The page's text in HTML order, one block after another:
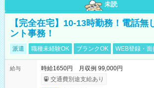
未読
【完全在宅】10-13時勤務！電話無
ント事務！
派遣 職種未経験OK ブランクOK WEB登録・面
給与
時給1650円 月収例 99,000円
交通費別途支給あり